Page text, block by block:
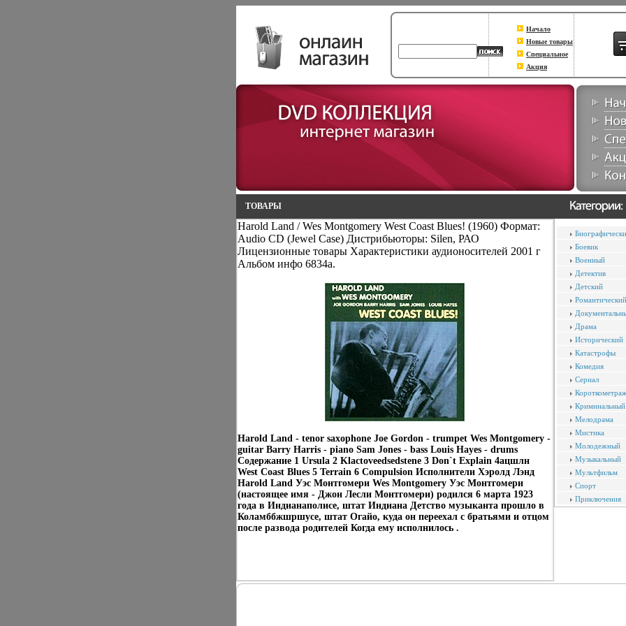
Начало
Новые товары
Специальное
Акция
ТОВАРЫ
Harold Land / Wes Montgomery West Coast Blues! (1960) Формат:
Audio CD (Jewel Case) Дистрибьюторы: Silen, РАО
Лицензионные товары Характеристики аудионосителей 2001 г
Альбом инфо 6834a.
Harold Land - tenor saxophone Joe Gordon - trumpet Wes Montgomery -
guitar Barry Harris - piano Sam Jones - bass Louis Hayes - drums
Содержание 1 Ursula 2 Klactoveedsedstene 3 Don`t Explain 4ацшлн
West Coast Blues 5 Terrain 6 Compulsion Исполнители Хэролд Лэнд
Harold Land Уэс Монтгомери Wes Montgomery Уэс Монтгомери
(настоящее имя - Джон Лесли Монтгомери) родился 6 марта 1923
года в Индианаполисе, штат Индиана Детство музыканта прошло в
Коламббжшршусе, штат Огайо, куда он переехал с братьями и отцом
после развода родителей Когда ему исполнилось .
Боевик
Военный
Детектив
Детский
Романтический
Драма
Исторический
Катастрофы
Комедия
Сериал
Криминальный
Мелодрама
Мистика
Молодежный
Музыкальный
Мультфильм
Спорт
Приключения